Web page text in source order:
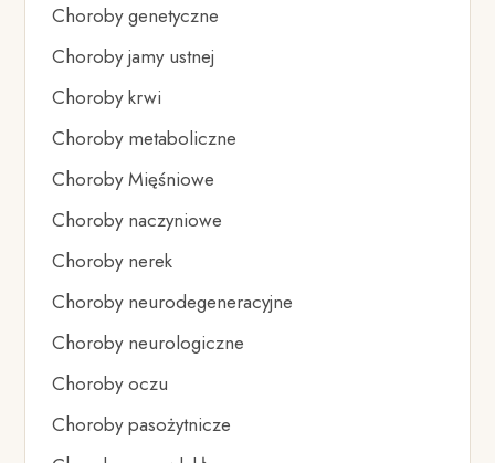
Choroby genetyczne
Choroby jamy ustnej
Choroby krwi
Choroby metaboliczne
Choroby Mięśniowe
Choroby naczyniowe
Choroby nerek
Choroby neurodegeneracyjne
Choroby neurologiczne
Choroby oczu
Choroby pasożytnicze